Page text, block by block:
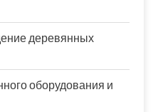
деревянных
оборудования и